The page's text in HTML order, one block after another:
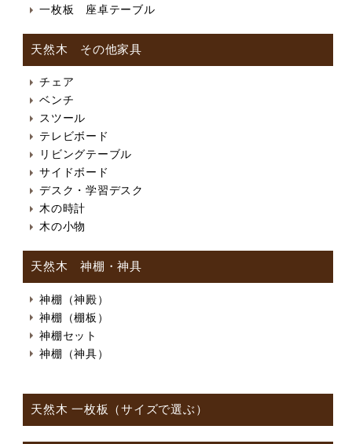
一枚板 座卓テーブル
天然木 その他家具
チェア
ベンチ
スツール
テレビボード
リビングテーブル
サイドボード
デスク・学習デスク
木の時計
木の小物
天然木 神棚・神具
神棚（神殿）
神棚（棚板）
神棚セット
神棚（神具）
天然木 一枚板（サイズで選ぶ）